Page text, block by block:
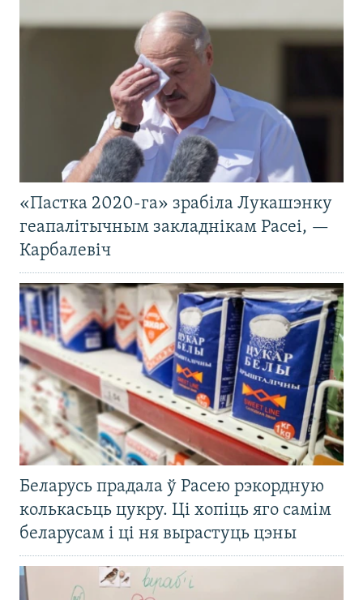
«Пастка 2020-га» зрабіла Лукашэнку
геапалітычным закладнікам Расеі, —
Карбалевіч
Беларусь прадала ў Расею рэкордную
колькасьць цукру. Ці хопіць яго самім
беларусам і ці ня вырастуць цэны